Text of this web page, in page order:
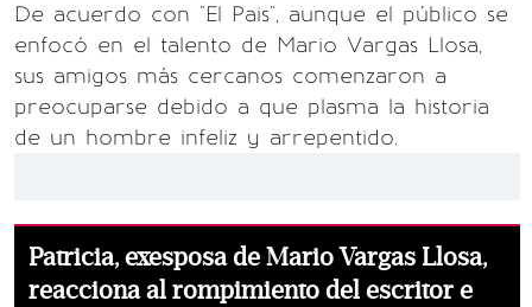
De acuerdo con "El Pais", aunque el público se
enfocó en el talento de Mario Vargas Llosa,
sus amigos más cercanos comenzaron a
preocuparse debido a que plasma la historia
de un hombre infeliz y arrepentido.
Patricia, exesposa de Mario Vargas Llosa,
reacciona al rompimiento del escritor e